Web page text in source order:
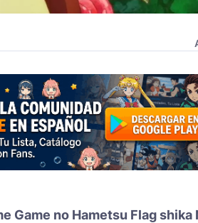
Game no Hametsu Flag shika